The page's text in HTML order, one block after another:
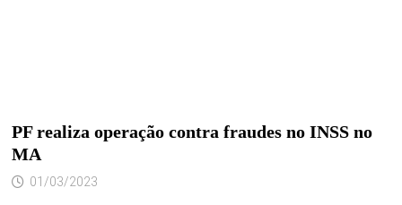
PF realiza operação contra fraudes no INSS no
MA
01/03/2023